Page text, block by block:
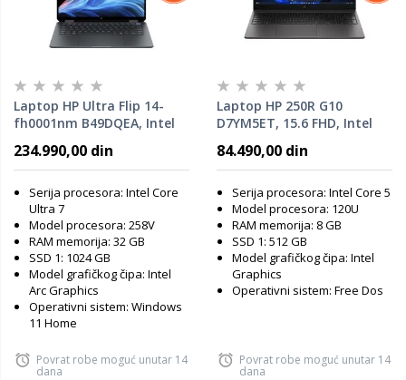
Laptop HP Ultra Flip 14-
fh0001nm B49DQEA, Intel
RAM, 1TB SSD, Windows 11
Home
234.990,00 din
Serija procesora: Intel Core
Ultra 7
Model procesora: 258V
RAM memorija: 32 GB
SSD 1: 1024 GB
Model grafičkog čipa: Intel
Arc Graphics
Operativni sistem: Windows
11 Home
Povrat robe moguć unutar 14
dana
Laptop HP 250R G10
D7YM5ET, 15.6 FHD, Intel
512GB SSD, DOS
84.490,00 din
Serija procesora: Intel Core 5
Model procesora: 120U
RAM memorija: 8 GB
SSD 1: 512 GB
Model grafičkog čipa: Intel
Graphics
Operativni sistem: Free Dos
Povrat robe moguć unutar 14
dana